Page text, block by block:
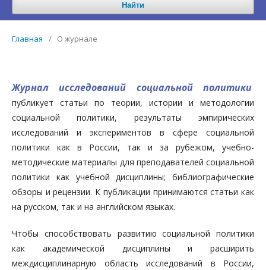
Найти
Главная / О журнале
Журнал исследований социальной политики
публикует статьи по теории, истории и методологии
социальной политики, результаты эмпирических
исследований и экспериментов в сфере социальной
политики как в России, так и за рубежом, учебно-
методические материалы для преподавателей социальной
политики как учебной дисциплины; библиографические
обзоры и рецензии. К публикации принимаются статьи как
на русском, так и на английском языках.
Чтобы способствовать развитию социальной политики
как академической дисциплины и расширить
междисциплинарную область исследований в России,